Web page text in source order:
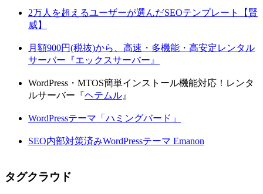
2万人を超えるユーザーが選んだSEOテンプレート【賢
威】
月額900円(税抜)から、高速・多機能・高安定レンタル
サーバー『エックスサーバー』
WordPress・MTOS簡単インストール機能対応！レンタ
ルサーバー『ヘテムル 』
WordPressテーマ「ハミングバード」
SEO内部対策済みWordPressテーマ Emanon
タグクラウド